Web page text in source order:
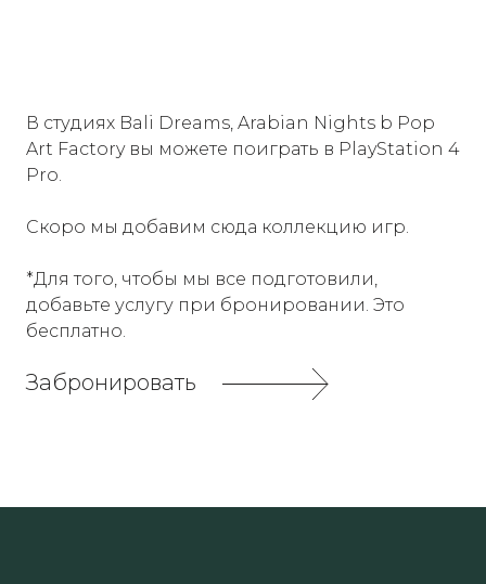
В студиях Bali Dreams, Arabian Nights b Pop
Art Factory вы можете поиграть в PlayStation 4
Pro.
Скоро мы добавим сюда коллекцию игр.
*Для того, чтобы мы все подготовили,
добавьте услугу при бронировании. Это
бесплатно.
Забронировать